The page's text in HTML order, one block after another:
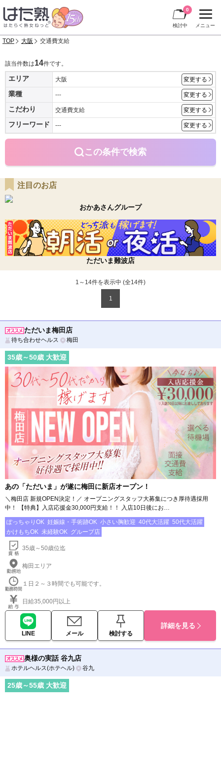
メニュー
検討中
0
TOP 大阪 交通費支給
該当件数は14件です。
エリア 大阪 変更する
業種 --- 変更する
こだわり 交通費支給 変更する
フリーワード --- 変更する
この条件で検索
注目のお店
おかあさんグループ
ただいま難波店
1～14件を表示中 (全14件)
1
ただいま梅田店
待ち合わせヘルス 梅田
35歳～50歳 大歓迎
あの「ただいま」が遂に梅田に新店オープン！
＼梅田店 新規OPEN決定！／ オープニングスタッフ大募集につき厚待遇採用
中！ 【特典】入店応援金30,000円支給！！ 入店10日後にお…
ぽっちゃりOK 妊娠線・手術跡OK 小さい胸歓迎 40代大活躍 50代大活躍
かけもちOK 未経験OK グループ店
35歳～50歳位迄
梅田エリア
１日２～３時間でも可能です。
日給35,000円以上
LINE メール 検討する
詳細を見る
奥様の実話 谷九店
ホテルヘルス(ホテヘル) 谷九
25歳～55歳 大歓迎